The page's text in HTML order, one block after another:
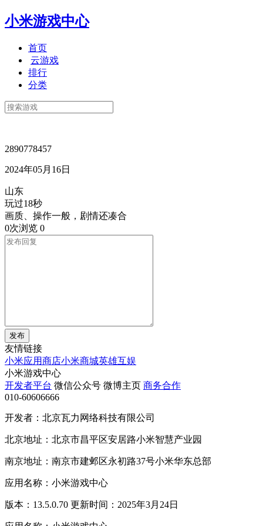
小米游戏中心
首页
云游戏
排行
分类
2890778457
2024年05月16日
山东
玩过18秒
画质、操作一般，剧情还凑合
0次浏览 0
发布
友情链接
小米应用商店小米商城英雄互娱
小米游戏中心
开发者平台 微信公众号 微博主页 商务合作
010-60606666
开发者：北京瓦力网络科技有限公司
北京地址：北京市昌平区安居路小米智慧产业园
南京地址：南京市建邺区永初路37号小米华东总部
应用名称：小米游戏中心
版本：13.5.0.70 更新时间：2025年3月24日